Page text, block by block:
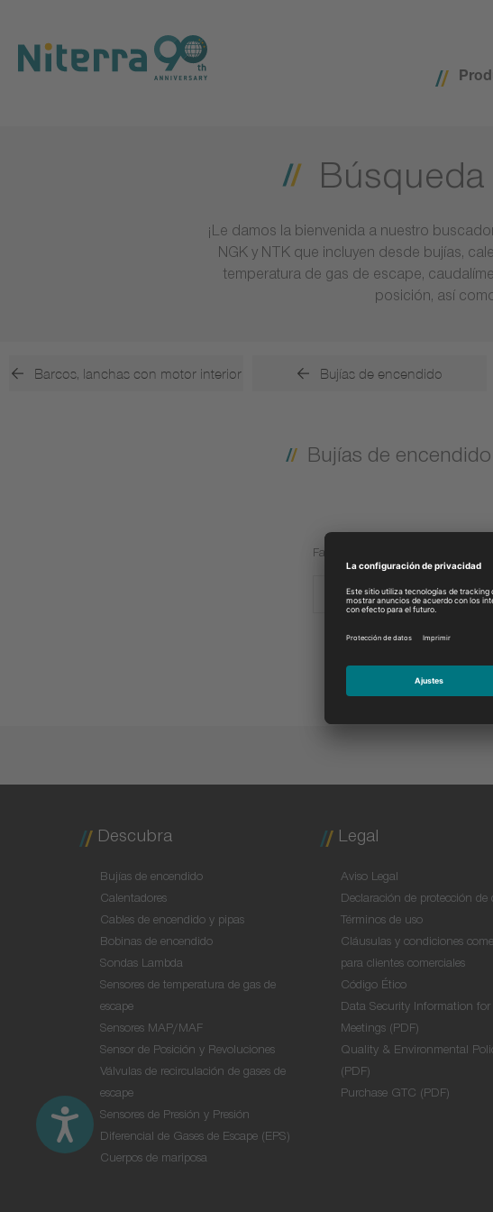
main
navigation
main
content
footer
¡Le damos la bienvenida a nuestro
NGK y NTK que incluyen desde bujías,
temperatura de gas de escape,
posición, así
Barcos, lanchas con motor interior Bujías de encendido
Bujías de
Fabricante:
KODIAK
Descubra
Bujías de encendido
Calentadores
Cables de encendido y pipas
Bobinas de encendido
Sondas Lambda
Sensores de temperatura de gas de
escape
Sensores MAP/MAF
Sensor de Posición y Revoluciones
Válvulas de recirculación de gases de
escape
Sensores de Presión y Presión
Diferencial de Gases de Escape (EPS)
Cuerpos de mariposa
Legal
Aviso Legal
Declaración de protección de
Términos de uso
Cláusulas y condiciones
para clientes comerciales
Código Ético
Data Security Information
Meetings (PDF)
Quality & Environmental
(PDF)
Purchase GTC (PDF)